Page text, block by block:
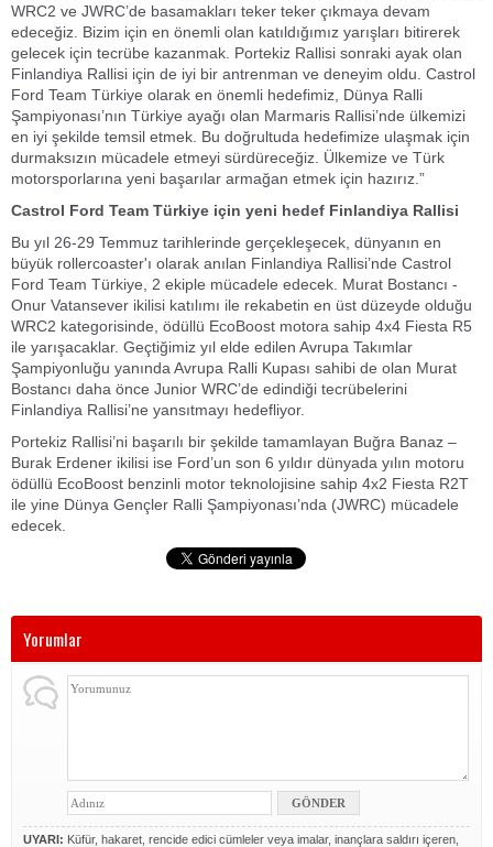
WRC2 ve JWRC’de basamakları teker teker çıkmaya devam
edeceğiz. Bizim için en önemli olan katıldığımız yarışları bitirerek
gelecek için tecrübe kazanmak. Portekiz Rallisi sonraki ayak olan
Finlandiya Rallisi için de iyi bir antrenman ve deneyim oldu. Castrol
Ford Team Türkiye olarak en önemli hedefimiz, Dünya Ralli
Şampiyonası’nın Türkiye ayağı olan Marmaris Rallisi’nde ülkemizi
en iyi şekilde temsil etmek. Bu doğrultuda hedefimize ulaşmak için
durmaksızın mücadele etmeyi sürdüreceğiz. Ülkemize ve Türk
motorsporlarına yeni başarılar armağan etmek için hazırız.”
Castrol Ford Team Türkiye için yeni hedef Finlandiya Rallisi
Bu yıl 26-29 Temmuz tarihlerinde gerçekleşecek, dünyanın en
büyük rollercoaster'ı olarak anılan Finlandiya Rallisi’nde Castrol
Ford Team Türkiye, 2 ekiple mücadele edecek. Murat Bostancı -
Onur Vatansever ikilisi katılımı ile rekabetin en üst düzeyde olduğu
WRC2 kategorisinde, ödüllü EcoBoost motora sahip 4x4 Fiesta R5
ile yarışacaklar. Geçtiğimiz yıl elde edilen Avrupa Takımlar
Şampiyonluğu yanında Avrupa Ralli Kupası sahibi de olan Murat
Bostancı daha önce Junior WRC’de edindiği tecrübelerini
Finlandiya Rallisi’ne yansıtmayı hedefliyor.
Portekiz Rallisi’ni başarılı bir şekilde tamamlayan Buğra Banaz –
Burak Erdener ikilisi ise Ford’un son 6 yıldır dünyada yılın motoru
ödüllü EcoBoost benzinli motor teknolojisine sahip 4x2 Fiesta R2T
ile yine Dünya Gençler Ralli Şampiyonası’nda (JWRC) mücadele
edecek.
Yorumlar
UYARI: Küfür, hakaret, rencide edici cümleler veya imalar, inançlara saldırı içeren,